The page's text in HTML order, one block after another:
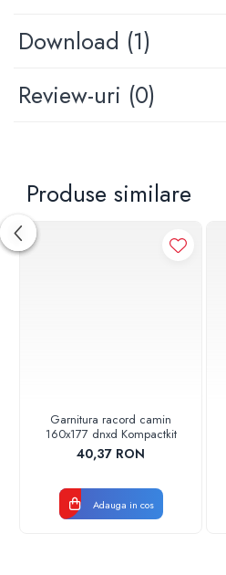
H: 22 mm
Download (1)
Review-uri (0)
Produse similare
Garnitura racord camin
160x177 dnxd Kompactkit
40,37 RON
Adauga in cos